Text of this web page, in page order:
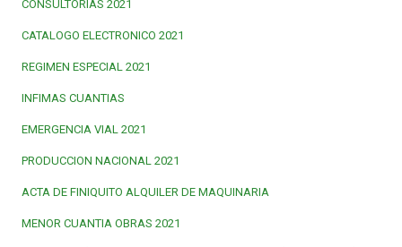
CONSULTORIAS 2021
CATALOGO ELECTRONICO 2021
REGIMEN ESPECIAL 2021
INFIMAS CUANTIAS
EMERGENCIA VIAL 2021
PRODUCCION NACIONAL 2021
ACTA DE FINIQUITO ALQUILER DE MAQUINARIA
MENOR CUANTIA OBRAS 2021